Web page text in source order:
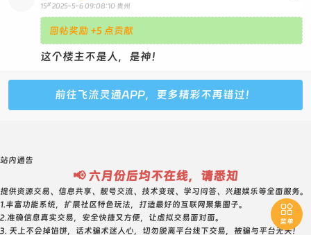
15# 2025-5-6 09:08:10 贵州
回帖奖励 +5 点贡献
这个楼主不是人，是神！
前往飞流灵通APP，更多精彩不再错过！

菜单
站内通告
📢 六月份后均不在线，请悉知
提供资源交易、信息共享、靓号交流、技术变现、学习问答、兴趣娱乐等全面服务。
1.丰富功能系统，扩展社区特色玩法，打造最好的互联网聚集圈子。
2.准确信息真实交易，安全快捷又方便，让虚拟交易面对面。
3. 天上不会掉馅饼，话术骗术迷人心，切勿脱离平台线下交易，被骗与平台无关！